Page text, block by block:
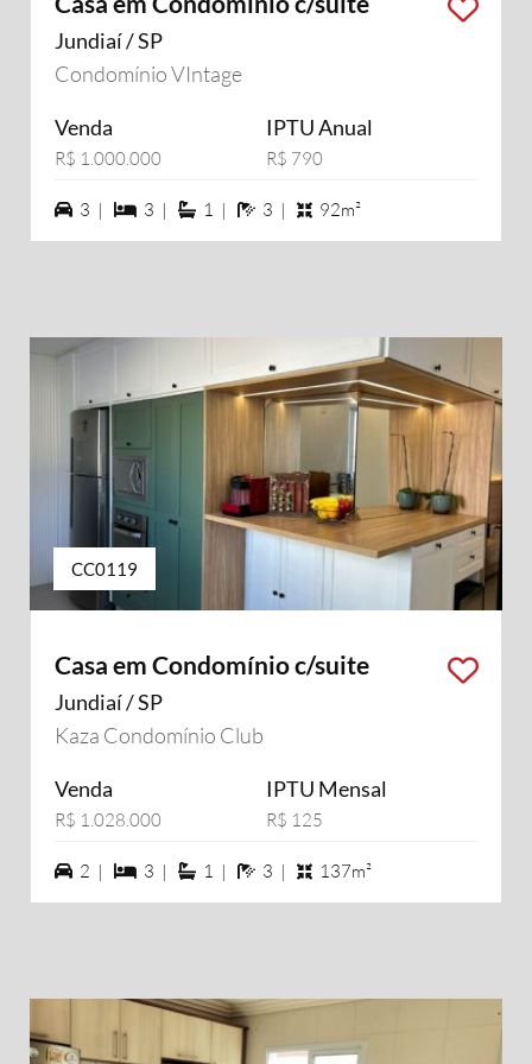
Jundiaí / SP
Condomínio VIntage
Venda
R$ 1.000.000
IPTU Anual
R$ 790
3 vagas na garagem
3 | 3 dormiórios
3 | 1 suítes
1 | 3 banheiros
3 | 92m²
CC0119
Casa em Condomínio c/suite
Jundiaí / SP
Kaza Condomínio Club
Venda
R$ 1.028.000
IPTU Mensal
R$ 125
2 vagas na garagem
2 | 3 dormiórios
3 | 1 suítes
1 | 3 banheiros
3 | 137m²